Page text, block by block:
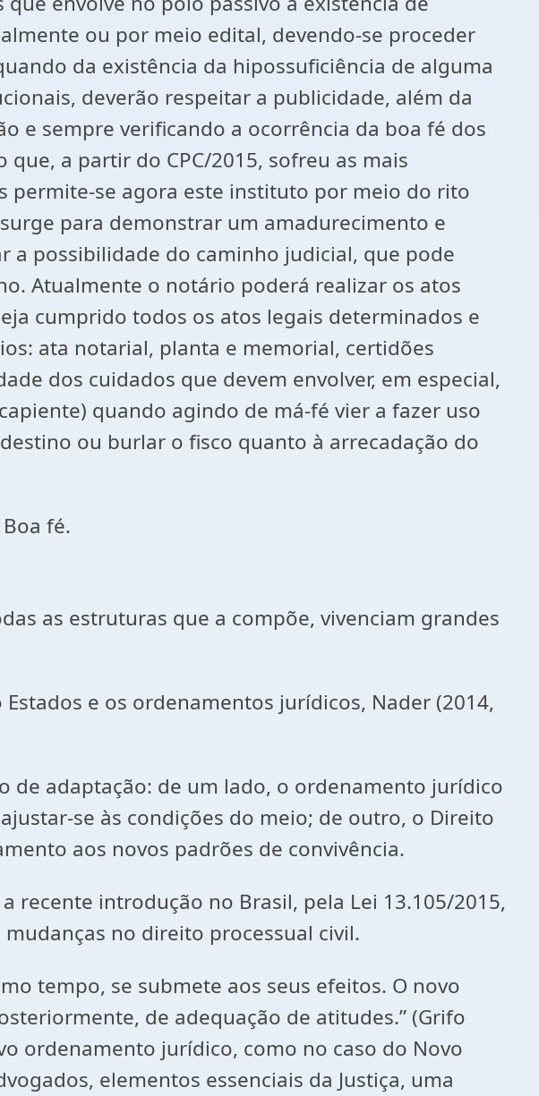
ou por meio edital, devendo-se proceder
da existência da hipossuficiência de alguma
deverão respeitar a publicidade, além da
e sempre verificando a ocorrência da boa fé dos
a partir do CPC/2015, sofreu as mais
permite-se agora este instituto por meio do rito
para demonstrar um amadurecimento e
a possibilidade do caminho judicial, que pode
Atualmente o notário poderá realizar os atos
cumprido todos os atos legais determinados e
ata notarial, planta e memorial, certidões
dos cuidados que devem envolver, em especial,
quando agindo de má-fé vier a fazer uso
ou burlar o fisco quanto à arrecadação do
fé.
as estruturas que a compõe, vivenciam grandes
e os ordenamentos jurídicos, Nader (2014,
de adaptação: de um lado, o ordenamento jurídico
se às condições do meio; de outro, o Direito
aos novos padrões de convivência.
recente introdução no Brasil, pela Lei 13.105/2015,
no direito processual civil.
tempo, se submete aos seus efeitos. O novo
de adequação de atitudes.” (Grifo
ordenamento jurídico, como no caso do Novo
elementos essenciais da Justiça, uma